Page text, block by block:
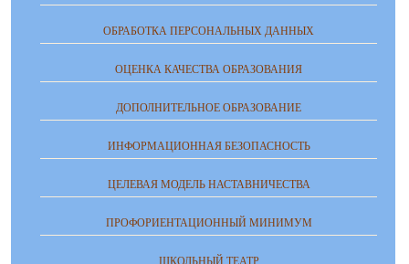
ОБРАБОТКА ПЕРСОНАЛЬНЫХ ДАННЫХ
ОЦЕНКА КАЧЕСТВА ОБРАЗОВАНИЯ
ДОПОЛНИТЕЛЬНОЕ ОБРАЗОВАНИЕ
ИНФОРМАЦИОННАЯ БЕЗОПАСНОСТЬ
ЦЕЛЕВАЯ МОДЕЛЬ НАСТАВНИЧЕСТВА
ПРОФОРИЕНТАЦИОННЫЙ МИНИМУМ
ШКОЛЬНЫЙ ТЕАТР